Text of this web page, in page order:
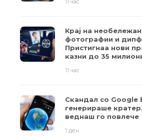
11 час
Крај на
фотографии и
Пристигнаа нови
казни до 35
11 час
Скандал со Google
генерираше
веднаш го повлече
1 ден